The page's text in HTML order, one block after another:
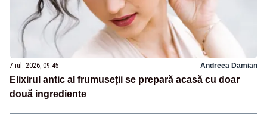
7 iul. 2026, 09:45 Andreea Damian
Elixirul antic al frumuseții se prepară acasă cu doar
două ingrediente